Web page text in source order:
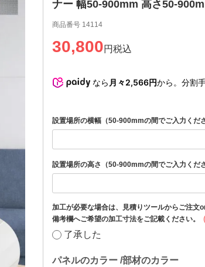
ナー 幅50-900mm 高さ50-
商品番号 14114
30,800 税込
なら 月々2,566円から。分割
設置場所の横幅（50-900mmの間でご入力くださ
設置場所の高さ（50-900mmの間でご入力くださ
加工が必要な場合は、見積りツールからご注文
備考欄へご希望の加工寸法をご記載ください。
了承した
パネルのカラー 部材のカラー